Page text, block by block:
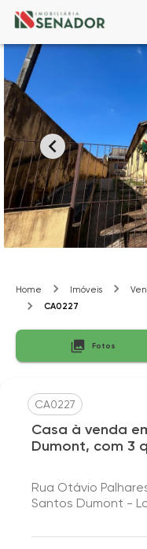
Home Imóveis
CA0227
Fotos
CA0227
Casa à venda
Dumont, com 3
Rua Otávio
Santos Dumont -